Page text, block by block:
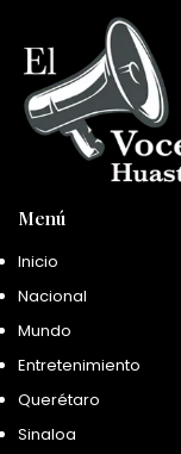
Menú
Inicio
Nacional
Mundo
Entretenimiento
Querétaro
Sinaloa